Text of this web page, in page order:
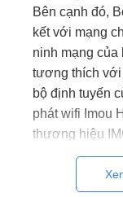
Bên cạnh đó,
kết với mạng
ninh mạng của
tương thích với
bộ định tuyến
phát wifi Imou
thương hiệu
là